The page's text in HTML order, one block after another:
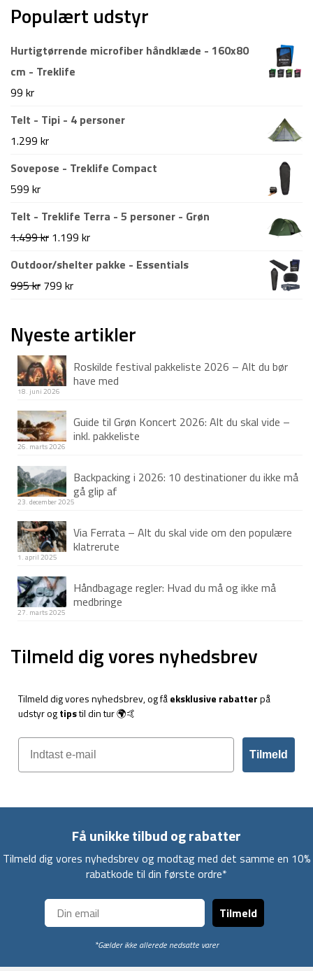
Populært udstyr
Hurtigtørrende microfiber håndklæde - 160x80
cm - Treklife
99 kr
Telt - Tipi - 4 personer
1.299 kr
Sovepose - Treklife Compact
599 kr
Telt - Treklife Terra - 5 personer - Grøn
1.499kr Den
oprindelige
pris
1.199 krDen
aktuelle
Outdoor/shelter pakke - Essentials
995kr Den
pris
995 kr.
799 krDen
799 kr.
Nyeste artikler
Roskilde festival pakkeliste 2026 – Alt du bør
have med
18. juni 2026
Guide til Grøn Koncert 2026: Alt du skal vide –
inkl. pakkeliste
26. marts 2026
Backpacking i 2026: 10 destinationer du ikke må
gå glip af
23. december 2025
Via Ferrata – Alt du skal vide om den populære
klatrerute
1. april 2025
Håndbagage regler: Hvad du må og ikke må
medbringe
27. marts 2025
Tilmeld dig vores nyhedsbrev
Tilmeld dig vores nyhedsbrev, og fåeksklusive rabatterpå
udstyr ogtipstil din tur 🌍🤙
Tilmeld
Få unikke tilbud og rabatter
Tilmeld dig vores nyhedsbrev og modtag med det samme en 10%
rabatkode til din første ordre*
Tilmeld
*Gælder ikke allerede nedsatte varer